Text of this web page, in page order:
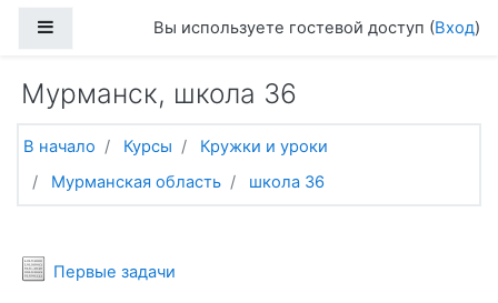
Боковая панельВы используете гостевой доступ (Вход)
Мурманск, школа 36
В начало Курсы
Кружки и уроки
Мурманская область
школа 36
Тематический план
ОбщееПервые задачиУсловия задач